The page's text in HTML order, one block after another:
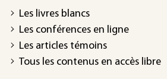
Les livres blancs
Les conférences en ligne
Les articles témoins
Tous les contenus en accès libre